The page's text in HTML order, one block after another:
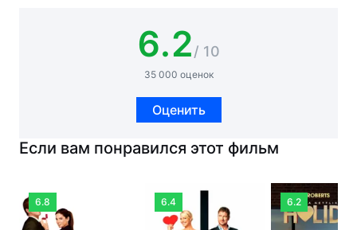
6.2/ 10
35 000 оценок
Оценить
Если вам понравился этот фильм
6.8 6.4 6.2